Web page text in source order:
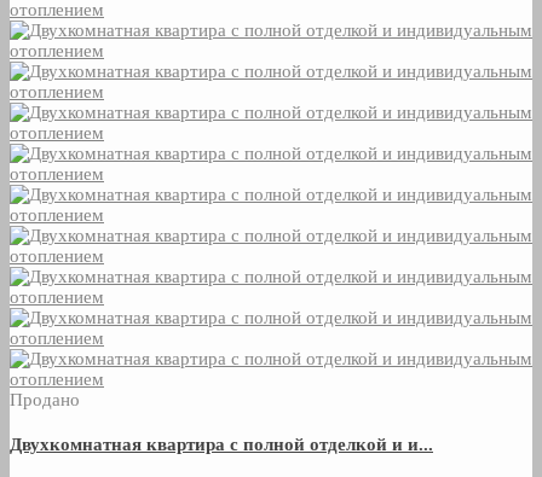
Продано
Двухкомнатная квартира с полной отделкой и и...